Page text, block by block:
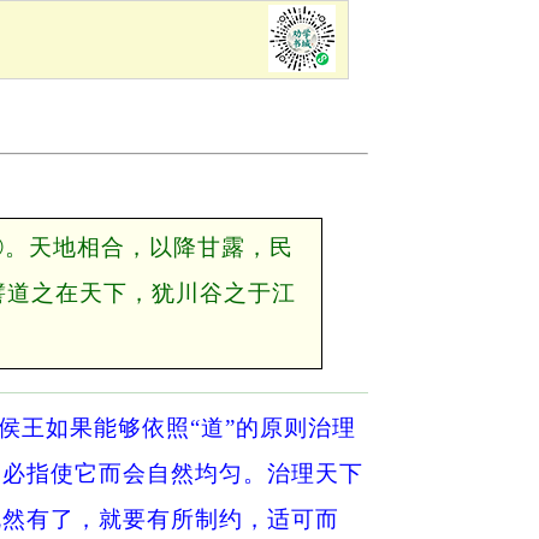
天地相合，以降甘露，民
之在天下，犹川谷之于江
王如果能够依照“道”的原则治理
指使它而会自然均匀。治理天下
有了，就要有所制约，适可而